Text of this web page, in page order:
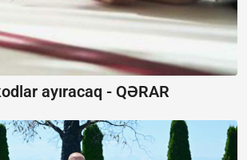
ayıracaq - QƏRAR